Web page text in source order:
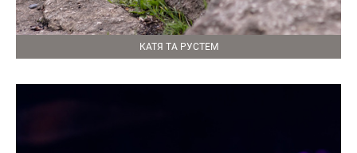
КАТЯ ТА РУСТЕМ